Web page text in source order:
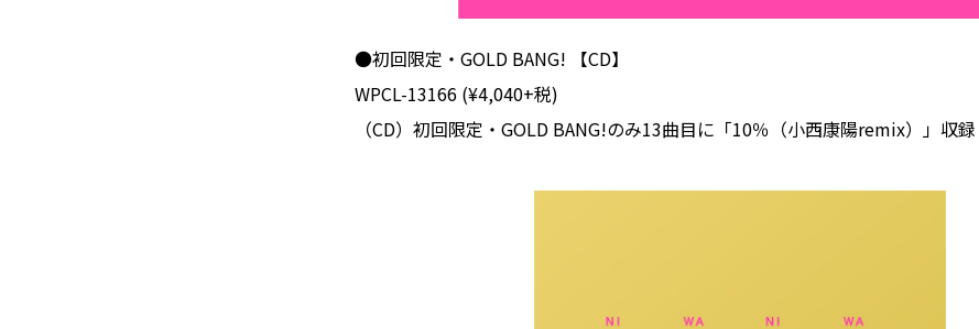
●初回限定・GOLD BANG! 【CD】
WPCL-13166 (¥4,040+税)
（CD）初回限定・GOLD BANG!のみ13曲目に「10％（小西康陽remix）」収録